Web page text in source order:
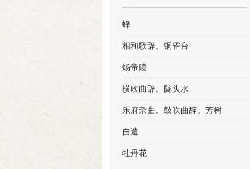
蜂
相和歌辞。铜雀台
炀帝陵
横吹曲辞。陇头水
乐府杂曲。鼓吹曲辞。芳树
自遣
牡丹花